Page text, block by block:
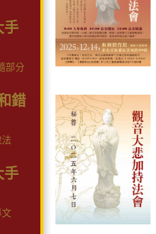
手
部分
錯
手
文